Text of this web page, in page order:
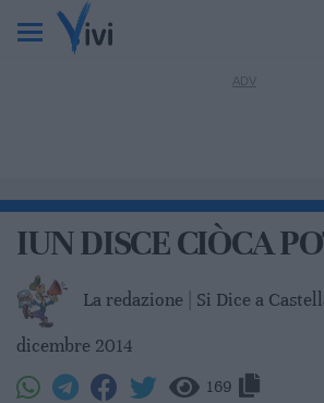
IUN DISCE CIÒCA
La redazione | Si Dice a
dicembre 2014
169